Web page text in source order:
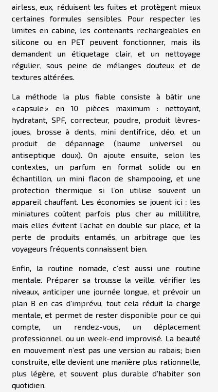
airless, eux, réduisent les fuites et protègent mieux
certaines formules sensibles. Pour respecter les
limites en cabine, les contenants rechargeables en
silicone ou en PET peuvent fonctionner, mais ils
demandent un étiquetage clair, et un nettoyage
régulier, sous peine de mélanges douteux et de
textures altérées.
La méthode la plus fiable consiste à bâtir une
« capsule » en 10 pièces maximum : nettoyant,
hydratant, SPF, correcteur, poudre, produit lèvres-
joues, brosse à dents, mini dentifrice, déo, et un
produit de dépannage (baume universel ou
antiseptique doux). On ajoute ensuite, selon les
contextes, un parfum en format solide ou en
échantillon, un mini flacon de shampooing, et une
protection thermique si l’on utilise souvent un
appareil chauffant. Les économies se jouent ici : les
miniatures coûtent parfois plus cher au millilitre,
mais elles évitent l’achat en double sur place, et la
perte de produits entamés, un arbitrage que les
voyageurs fréquents connaissent bien.
Enfin, la routine nomade, c’est aussi une routine
mentale. Préparer sa trousse la veille, vérifier les
niveaux, anticiper une journée longue, et prévoir un
plan B en cas d’imprévu, tout cela réduit la charge
mentale, et permet de rester disponible pour ce qui
compte, un rendez-vous, un déplacement
professionnel, ou un week-end improvisé. La beauté
en mouvement n’est pas une version au rabais; bien
construite, elle devient une manière plus rationnelle,
plus légère, et souvent plus durable d’habiter son
quotidien.